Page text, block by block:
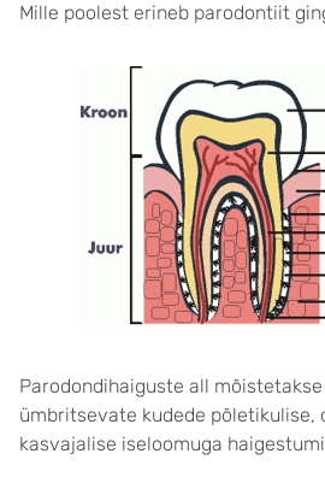
Mille poolest erineb parodontiit
Parodondihaiguste all
ümbritsevate kudede põletikulise,
kasvajalise iseloomuga